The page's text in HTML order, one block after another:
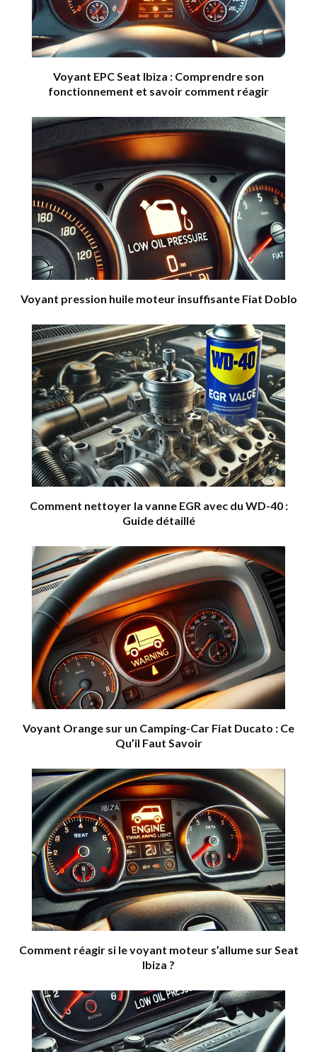
Voyant EPC Seat Ibiza : Comprendre son
fonctionnement et savoir comment réagir
Voyant pression huile moteur insuffisante Fiat Doblo
Comment nettoyer la vanne EGR avec du WD-40 :
Guide détaillé
Voyant Orange sur un Camping-Car Fiat Ducato : Ce
Qu’il Faut Savoir
Comment réagir si le voyant moteur s’allume sur Seat
Ibiza ?